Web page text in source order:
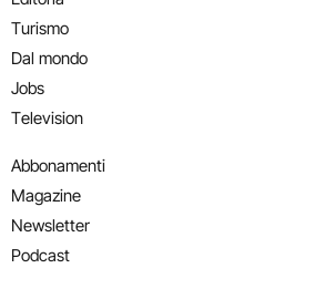
Turismo
Dal mondo
Jobs
Television
Abbonamenti
Magazine
Newsletter
Podcast